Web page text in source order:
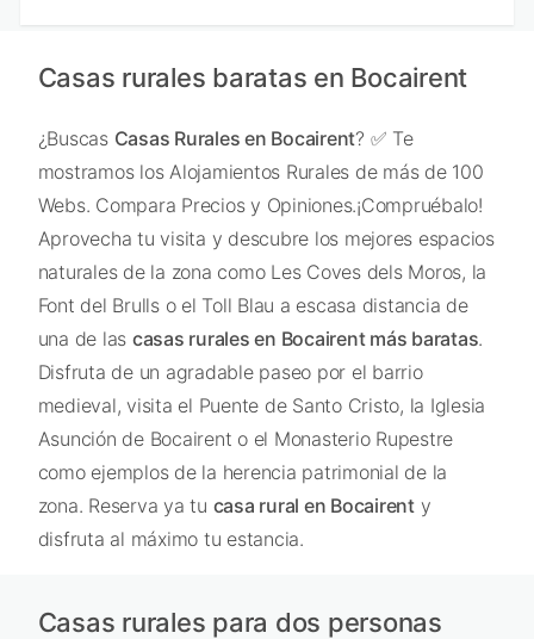
Casas rurales baratas en Bocairent
¿Buscas Casas Rurales en Bocairent? ✅ Te
mostramos los Alojamientos Rurales de más de 100
Webs. Compara Precios y Opiniones.¡Compruébalo!
Aprovecha tu visita y descubre los mejores espacios
naturales de la zona como Les Coves dels Moros, la
Font del Brulls o el Toll Blau a escasa distancia de
una de las casas rurales en Bocairent más baratas.
Disfruta de un agradable paseo por el barrio
medieval, visita el Puente de Santo Cristo, la Iglesia
Asunción de Bocairent o el Monasterio Rupestre
como ejemplos de la herencia patrimonial de la
zona. Reserva ya tu casa rural en Bocairenty
disfruta al máximo tu estancia.
Casas rurales para dos personas